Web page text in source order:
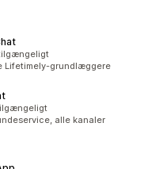
Lifetimely-grundlæggere
alle kanaler